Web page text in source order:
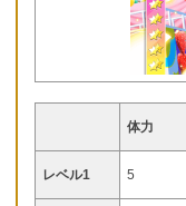
体力
レベル1 5